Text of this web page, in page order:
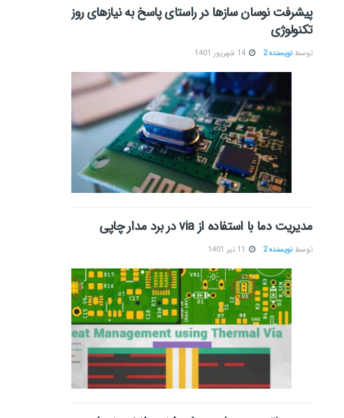
پیشرفت نوسان سازها در راستای پاسخ به نیازهای روز
تکنولوژی
توسط نویسنده 2
مدیریت دما با استفاده از via در برد مدار چاپی
توسط نویسنده 2